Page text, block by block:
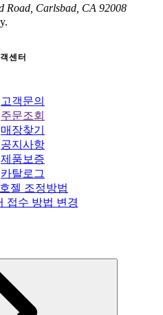
Road, Carlsbad, CA 92008
센터
고객문의
주문조회
매장찾기
공지사항
제품보증
카탈로그
젤 조정방법
접수 방법 변경